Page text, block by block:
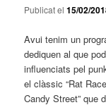
Publicat el15/02/
Avui tenim un
dediquen al que
influenciats pel
el clàssic “Rat
Candy Street” que